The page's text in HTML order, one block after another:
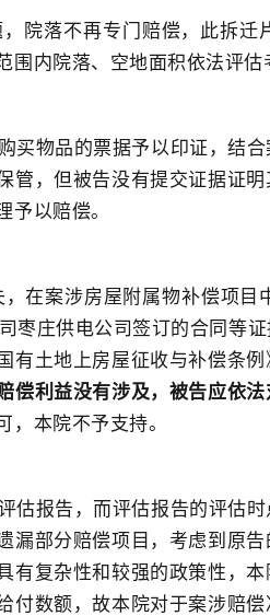
院落不再专门赔偿，此拆
内院落、空地面积依法评估
买物品的票据予以印证，结
管，但被告没有提交证据证
予以赔偿。
在案涉房屋附属物补偿项
枣庄供电公司签订的合同等
有土地上房屋征收与补偿条
偿利益没有涉及，被告应依法
本院不予支持。
估报告，而评估报告的评估
漏部分赔偿项目，考虑到原
有复杂性和较强的政策性，
付数额，故本院对于案涉赔